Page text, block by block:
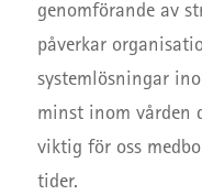
genomförande av
påverkar
systemlösningar
minst inom vården
viktig för oss
tider.